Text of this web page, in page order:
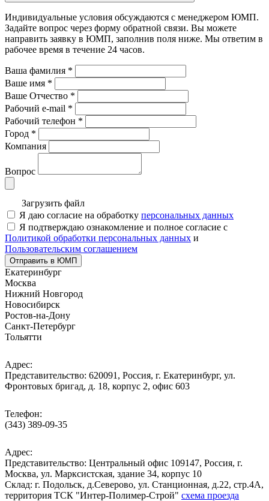
Индивидуальные условия обсуждаются с менеджером ЮМП.
Задайте вопрос через форму обратной связи. Вы можете
направить заявку в ЮМП, заполнив поля ниже. Mы ответим в
рабочее время в течение 24 часов.
Ваша фамилия *
Ваше имя *
Ваше Отчество *
Рабочий e-mail *
Рабочий телефон *
Город *
Компания
Вопрос
Загрузить файл
Я даю согласие на обработку персональных данных
Я подтверждаю ознакомление и полное согласие с
Политикой обработки персональных данных и
Пользовательским соглашением
Отправить в ЮМП
Екатеринбург
Москва
Нижний Новгород
Новосибирск
Ростов-на-Дону
Санкт-Петербург
Тольятти
Адрес:
Представительство: 620091, Россия, г. Екатеринбург, ул.
Фронтовых бригад, д. 18, корпус 2, офис 603
Телефон:
(343) 389-09-35
Адрес:
Представительство: Центральный офис 109147, Россия, г.
Москва, ул. Марксистская, здание 34, корпус 10
Cклад: г. Подольск, д.Северово, ул. Станционная, д.22, стр.4А,
территория ТСК "Интер-Полимер-Строй" схема проезда